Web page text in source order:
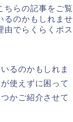
ちらの記事をご覧
るのかもしれませ
由でらくらくポス
るのかもしれま
使えずに困って
かご紹介させて